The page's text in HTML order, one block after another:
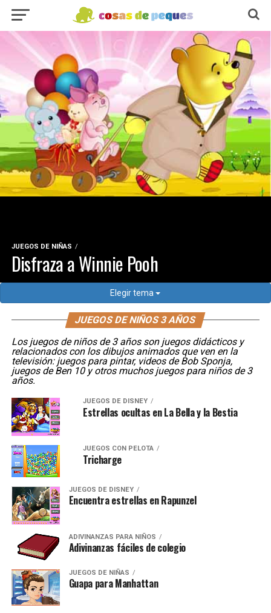
JUEGOS DE NIÑAS
Disfraza a Winnie Pooh
Elegir tema
JUEGOS DE NIÑOS 3 AÑOS
Los juegos de niños de 3 años son juegos didácticos y
relacionados con los dibujos animados que ven en la
televisión: juegos para pintar, videos de Bob Sponja,
juegos de Ben 10 y otros muchos juegos para niños de 3
años.
JUEGOS DE DISNEY
Estrellas ocultas en La Bella y la Bestia
JUEGOS CON PELOTA
Tricharge
JUEGOS DE DISNEY
Encuentra estrellas en Rapunzel
ADIVINANZAS PARA NIÑOS
Adivinanzas fáciles de colegio
JUEGOS DE NIÑAS
Guapa para Manhattan